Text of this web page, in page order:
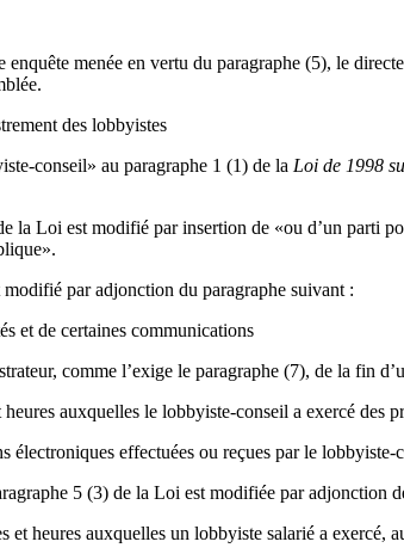
menée en vertu du paragraphe (5), le
des lobbyistes
conseil» au paragraphe 1 (1) de la Loi de 1998
la Loi est modifié par insertion de «ou d’un parti
par adjonction du paragraphe suivant :
et de certaines communications
comme l’exige le paragraphe (7), de la fin
auxquelles le lobbyiste-conseil a exercé des
effectuées ou reçues par le lobbyiste-
5 (3) de la Loi est modifiée par adjonction
auxquelles un lobbyiste salarié a exercé, au